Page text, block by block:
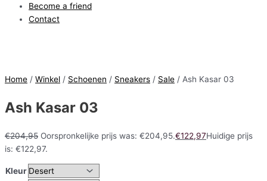
Become a friend
Contact
Home / Winkel / Schoenen / Sneakers / Sale / Ash Kasar 03
Ash Kasar 03
€204,95 Oorspronkelijke prijs was: €204,95.€122,97Huidige prijs
is: €122,97.
Kleur